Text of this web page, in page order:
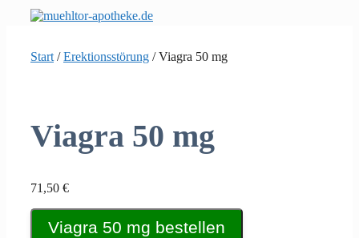
Start /Erektionsstörung / Viagra 50 mg
Viagra 50 mg
71,50 €
Viagra 50 mg bestellen